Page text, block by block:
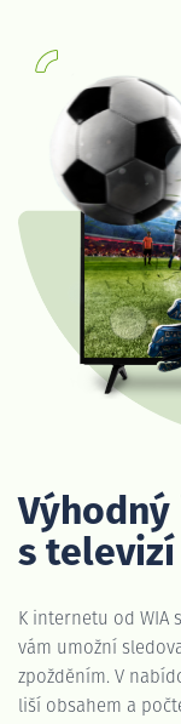
s televizí
K internetu od WIA
vám umožní
zpožděním. V
liší obsahem a